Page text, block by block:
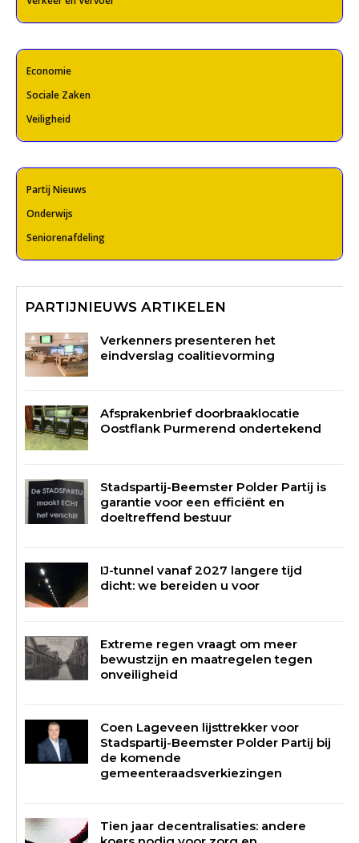
Economie
Sociale Zaken
Veiligheid
Partij Nieuws
Onderwijs
Seniorenafdeling
PARTIJNIEUWS ARTIKELEN
Verkenners presenteren het
eindverslag coalitievorming
Afsprakenbrief doorbraaklocatie
Oostflank Purmerend ondertekend
Stadspartij-Beemster Polder Partij is
garantie voor een efficiënt en
doeltreffend bestuur
IJ-tunnel vanaf 2027 langere tijd
dicht: we bereiden u voor
Extreme regen vraagt om meer
bewustzijn en maatregelen tegen
onveiligheid
Coen Lageveen lijsttrekker voor
Stadspartij-Beemster Polder Partij bij
de komende
gemeenteraadsverkiezingen
Tien jaar decentralisaties: andere